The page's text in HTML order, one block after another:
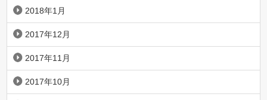
2018年1月
2017年12月
2017年11月
2017年10月